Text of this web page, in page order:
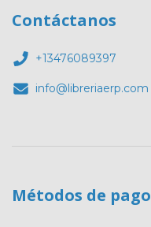
Contáctanos
+13476089397
info@libreriaerp.com
Métodos de pago